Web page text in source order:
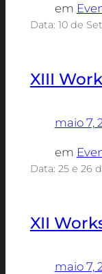
em
Data: 10 de
XIII
maio 7,
em
Data: 25 e 26
XII
maio 7,